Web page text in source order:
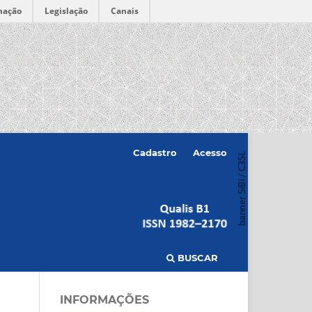
Legislação Canais
BUSCAR
Cadastro Acesso
INFORMAÇÕES